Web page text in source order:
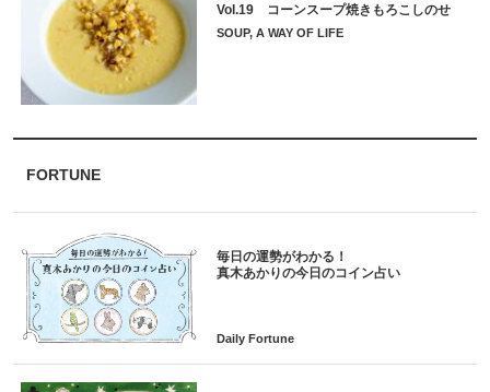
Vol.19 コーンスープ焼きもろこしのせ
SOUP, A WAY OF LIFE
FORTUNE
毎日の運勢がわかる！